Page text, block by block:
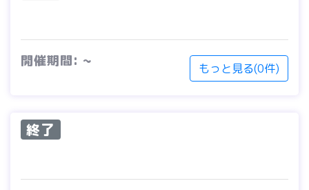
開催期間: ~ もっと見る(0件)
終了